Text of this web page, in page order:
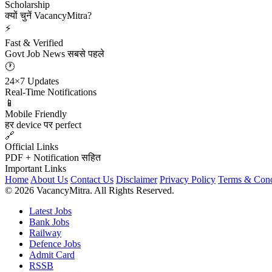
Scholarship
क्यों चुनें VacancyMitra?
⚡
Fast & Verified
Govt Job News सबसे पहले
🕐
24×7 Updates
Real-Time Notifications
📱
Mobile Friendly
हर device पर perfect
🔗
Official Links
PDF + Notification सहित
Important Links
Home About Us Contact Us Disclaimer Privacy Policy Terms &
© 2026 VacancyMitra. All Rights Reserved.
Latest Jobs
Bank Jobs
Railway
Defence Jobs
Admit Card
RSSB